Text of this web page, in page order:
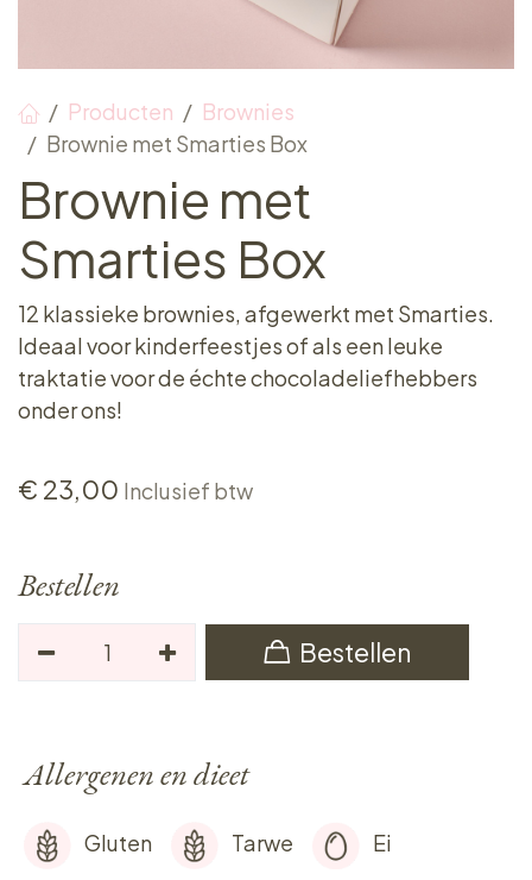
Producten
Brownies
Brownie met Smarties Box
Brownie met
Smarties Box
12 klassieke brownies, afgewerkt met Smarties.
Ideaal voor kinderfeestjes of als een leuke
traktatie voor de échte chocoladeliefhebbers
onder ons!
€ 23,00 Inclusief btw
Bestellen
Bestellen
Allergenen en dieet
Gluten Tarwe Ei